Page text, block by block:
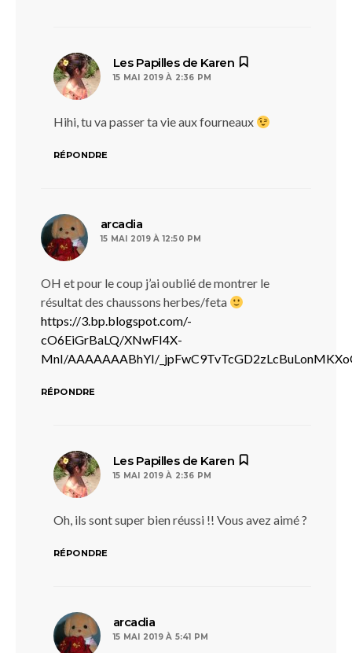
Les Papilles de Karen
15 MAI 2019 À 2:36 PM
Hihi, tu va passer ta vie aux fourneaux
RÉPONDRE
arcadia
15 MAI 2019 À 12:50 PM
OH et pour le coup j’ai oublié de montrer le
résultat des chaussons herbes/feta
https://3.bp.blogspot.com/-
cO6EiGrBaLQ/XNwFI4X-
MnI/AAAAAAABhYI/
RÉPONDRE
Les Papilles de Karen
15 MAI 2019 À 2:36 PM
Oh, ils sont super bien réussi !! Vous avez aimé ?
RÉPONDRE
arcadia
15 MAI 2019 À 5:41 PM